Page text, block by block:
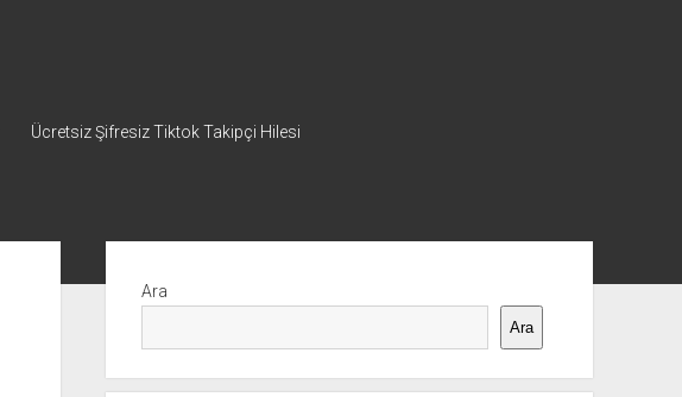
Ücretsiz Şifresiz Tiktok Takipçi Hilesi
Menü
Ara
Ara